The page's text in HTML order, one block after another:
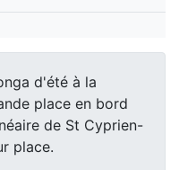
d'été à la
place en bord
de St Cyprien-
place.